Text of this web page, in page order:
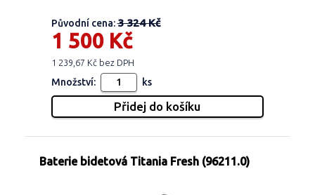
Původní cena:3 324 Kč
1 500 Kč
1 239,67 Kč bez DPH
Množství: ks
Baterie bidetová Titania Fresh (96211.0)